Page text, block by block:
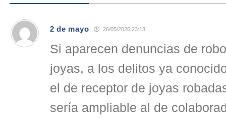
2 de mayo 26/05/2026 23:13
Si aparecen denuncias de
joyas, a los delitos ya
el de receptor de joyas
sería ampliable al de